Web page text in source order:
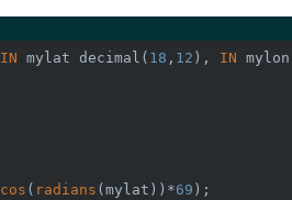
IN mylat decimal ( 18 , 12 ), IN mylon
cos ( radians (mylat))*69